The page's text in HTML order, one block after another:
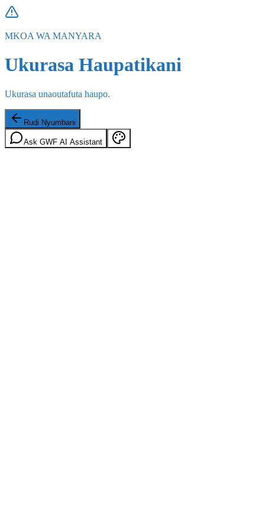
MKOA WA MANYARA
Ukurasa Haupatikani
Ukurasa unaoutafuta haupo.
Rudi Nyumbani
Ask GWF AI Assistant